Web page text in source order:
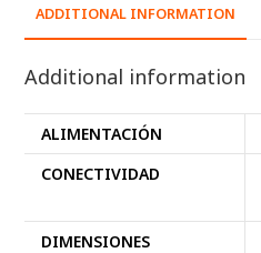
ADDITIONAL INFORMATION
Additional information
ALIMENTACIÓN
CONECTIVIDAD
DIMENSIONES